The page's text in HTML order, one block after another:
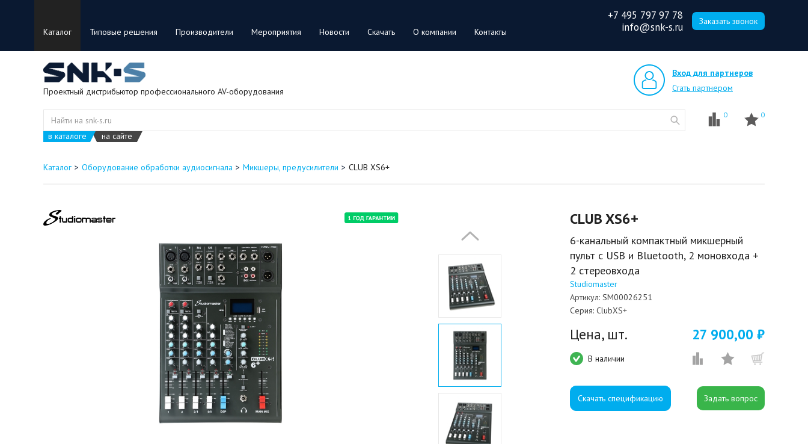
Каталог Типовые решения Производители Мероприятия Новости Скачать О компании Контакты
+7 495 797 97 78
info@snk-s.ru
Заказать звонок
Проектный дистрибьютор профессионального AV-оборудования
Вход для партнеров
Стать партнером
в каталоге на сайте
0 0
Каталог Оборудование обработки аудиосигнала Микшеры, предусилители CLUB XS6+
CLUB XS6+
6-канальный компактный микшерный
пульт с USB и Bluetooth, 2 моновхода +
2 стереовхода
Studiomaster
Артикул: SM00026251
Серия: ClubXS+
Цена, шт. 27 900,00 ₽
В наличии
Скачать спецификацию